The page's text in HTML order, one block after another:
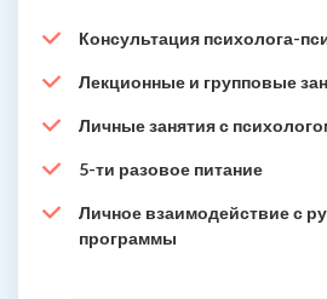
Консультация психолога-
Лекционные и групповые
Личные занятия с
5-ти разовое питание
Личное взаимодействие с
программы